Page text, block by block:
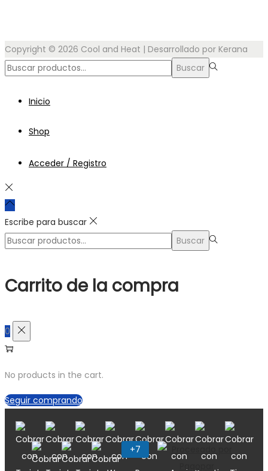
Copyright © 2026 Cool and Heat | Desarrollado por Kerana
Búsqueda
Buscar
Inicio
Shop
Acceder / Registro
Escribe para buscar
Búsqueda
Buscar
Carrito de la compra
0
No products in the cart.
Seguir comprando